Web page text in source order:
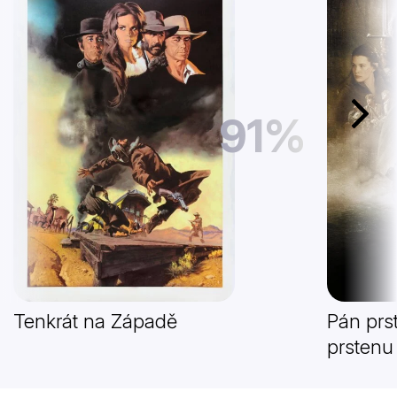
Další
91%
Tenkrát na Západě
Pán
prstenu